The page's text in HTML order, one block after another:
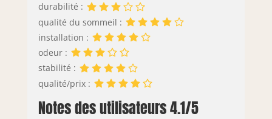
durabilité :
qualité du sommeil :
installation :
odeur :
stabilité :
qualité/prix :
Notes des utilisateurs 4.1/5